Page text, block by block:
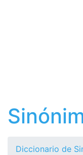
Diccionario de